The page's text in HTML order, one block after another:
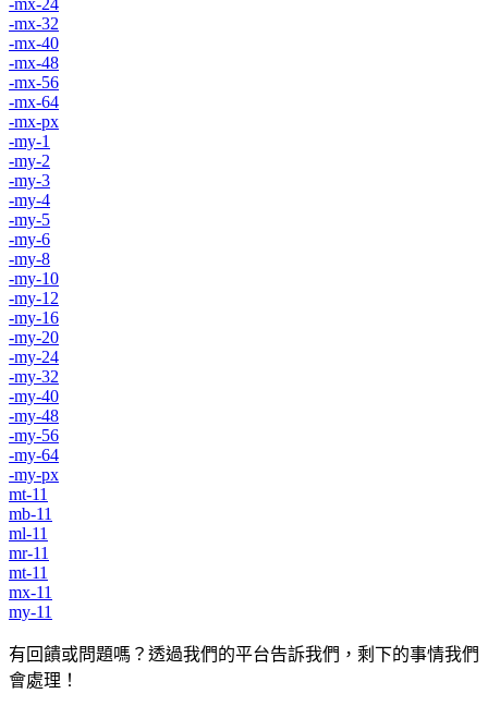
-mx-32
-mx-40
-mx-48
-mx-56
-mx-64
-mx-px
-my-1
-my-2
-my-3
-my-4
-my-5
-my-6
-my-8
-my-10
-my-12
-my-16
-my-20
-my-24
-my-32
-my-40
-my-48
-my-56
-my-64
-my-px
mt-11
mb-11
ml-11
mr-11
mt-11
mx-11
my-11
有回饋或問題嗎？透過我們的平台告訴我們，剩下的事情我們
會處理！